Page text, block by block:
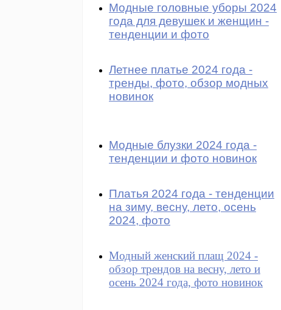
Модные головные уборы 2024
года для девушек и женщин -
тенденции и фото
Летнее платье 2024 года -
тренды, фото, обзор модных
новинок
Модные блузки 2024 года -
тенденции и фото новинок
Платья 2024 года - тенденции
на зиму, весну, лето, осень
2024, фото
Модный женский плащ 2024 -
обзор трендов на весну, лето и
осень 2024 года, фото новинок